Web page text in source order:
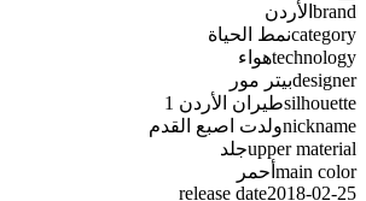
brand الأردن
categoryنمط الحياة
technologyهواء
designerبيتر مور
silhouetteطيران الأردن 1
nicknameولدت اصبع القدم
upper materialجلد
main color أحمر
release date2018-02-25